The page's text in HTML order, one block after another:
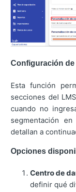
Configuración
Esta función
secciones del
cuando no
segmentación
detallan a
Opciones
Centro de
definir qué